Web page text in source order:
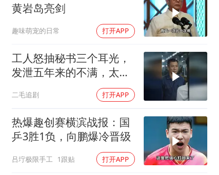
黄岩岛亮剑
趣味萌宠的日常 打开APP
工人怒抽秘书三个耳光，
发泄五年来的不满，太解
二毛追剧 打开APP
热爆趣创赛横滨战报：国
乒3胜1负，向鹏爆冷晋级
吕坾极限手工 1跟贴 打开APP